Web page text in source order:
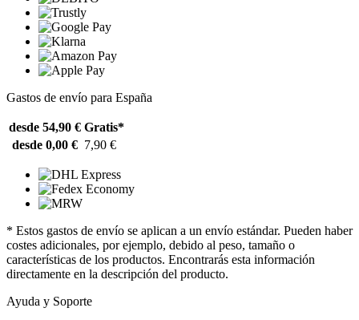
Gastos de envío para España
desde 54,90 € Gratis*
desde 0,00 € 7,90 €
* Estos gastos de envío se aplican a un envío estándar. Pueden haber
costes adicionales, por ejemplo, debido al peso, tamaño o
características de los productos. Encontrarás esta información
directamente en la descripción del producto.
Ayuda y Soporte